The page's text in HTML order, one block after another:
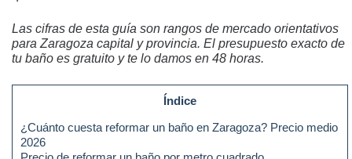
Las cifras de esta guía son rangos de mercado orientativos
para Zaragoza capital y provincia. El presupuesto exacto de
tu baño es gratuito y te lo damos en 48 horas.
Índice
¿Cuánto cuesta reformar un baño en Zaragoza? Precio medio
2026